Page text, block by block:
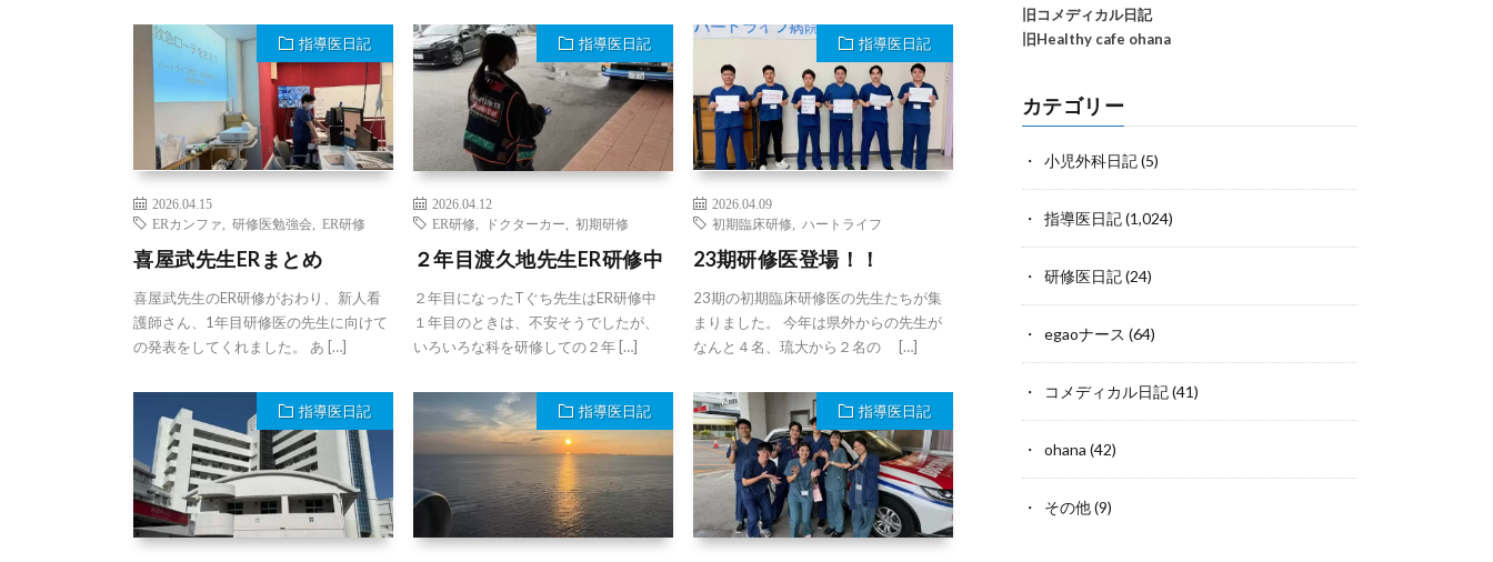
指導医日記
2026.04.15
ERカンファ
研修医勉強会 ER研修
喜屋武先生ERまとめ
喜屋武先生のER研修がおわり、新人看
護師さん、1年目研修医の先生に向けて
の発表をしてくれました。 あ […]
指導医日記
2026.04.12
ER研修
ドクターカー 初期研修
２年目渡久地先生ER研修中
２年目になったTぐち先生はER研修中
１年目のときは、不安そうでしたが、
いろいろな科を研修しての２年 […]
指導医日記
2026.04.09
初期臨床研修
ハートライフ
23期研修医登場！！
23期の初期臨床研修医の先生たちが集
まりました。 今年は県外からの先生が
なんと４名、琉大から２名の […]
指導医日記 指導医日記 指導医日記
旧コメディカル日記
旧Healthy cafe ohana
カテゴリー
小児外科日記(5)
指導医日記(1,024)
研修医日記(24)
egaoナース (64)
コメディカル日記(41)
ohana (42)
その他(9)